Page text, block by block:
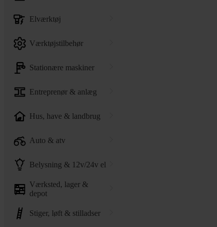
elværktøj
værktøjstilbehør
stationære maskiner
entreprenør & anlæg
hus, have & landbrug
auto & atv
belysning & 12v/24v el
værksted, lager &
depot
stiger, løft & stilladser